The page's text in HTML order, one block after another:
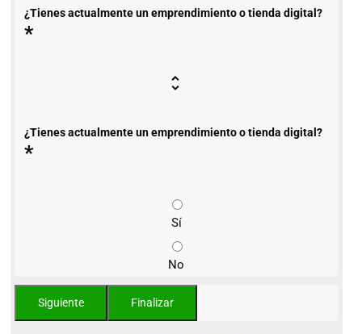
¿Tienes actualmente un emprendimiento o tienda digital?
*
¿Tienes actualmente un emprendimiento o tienda digital?
*
Sí
No